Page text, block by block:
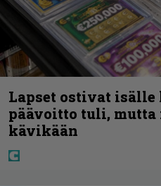
Lapset ostivat
päävoitto tuli, mutta
kävikään